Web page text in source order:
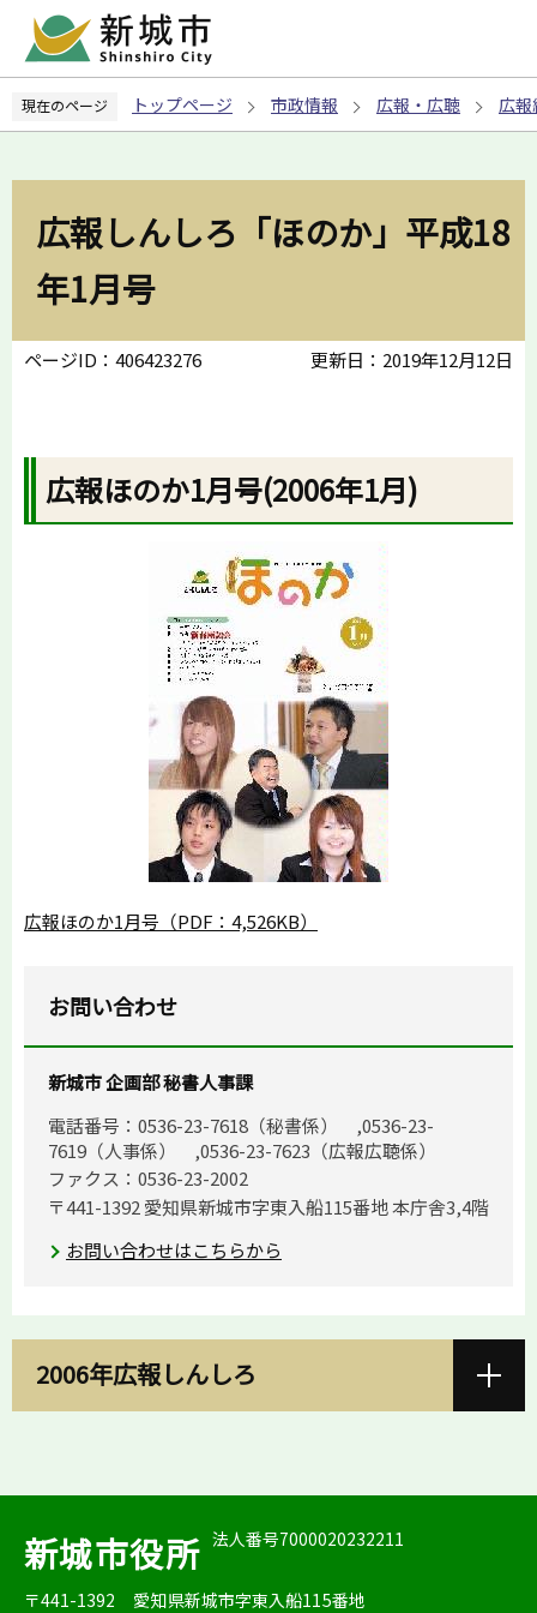
ペ
の
現在のページ トップページ 市政情報 広報・広聴 広報
広報しんしろ「ほのか」平成18
年1月号
ページID：406423276 更新日：2019年12月12日
広報ほのか1月号(2006年1月)
広報ほのか1月号（PDF：4,526KB）
お問い合わせ
新城市 企画部 秘書人事課
電話番号：0536-23-7618（秘書係） ,0536-23-
7619（人事係） ,0536-23-7623（広報広聴係）
ファクス：0536-23-2002
〒441-1392 愛知県新城市字東入船115番地 本庁舎3,4階
お問い合わせはこちらから
2006年広報しんしろ
新城市役所 法人番号7000020232211
〒441-1392 愛知県新城市字東入船115番地